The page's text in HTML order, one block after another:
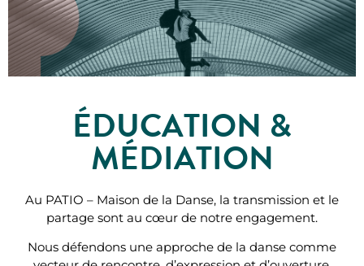
ÉDUCATION &
MÉDIATION
Au PATIO – Maison de la Danse, la transmission et le
partage sont au cœur de notre engagement.
Nous défendons une approche de la danse comme